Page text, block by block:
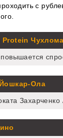
с
Protein
Ола
Захарченко